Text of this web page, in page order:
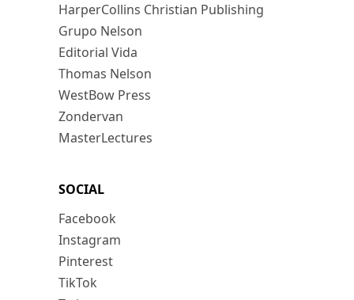
HarperCollins Christian Publishing
Grupo Nelson
Editorial Vida
Thomas Nelson
WestBow Press
Zondervan
MasterLectures
SOCIAL
Facebook
Instagram
Pinterest
TikTok